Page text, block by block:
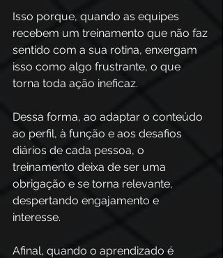
Isso porque, quando as equipes
recebem um treinamento que não faz
sentido com a sua rotina, enxergam
isso como algo frustrante, o que
torna toda ação ineficaz.
Dessa forma, ao adaptar o conteúdo
ao perfil, à função e aos desafios
diários de cada pessoa, o
treinamento deixa de ser uma
obrigação e se torna relevante,
despertando engajamento e
interesse.
Afinal, quando o aprendizado é